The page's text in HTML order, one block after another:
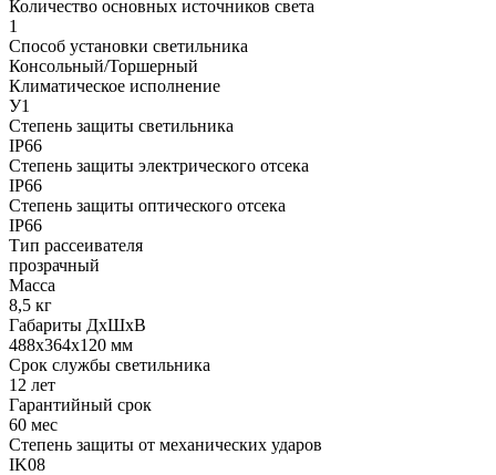
Количество основных источников света
1
Способ установки светильника
Консольный/Торшерный
Климатическое исполнение
У1
Степень защиты светильника
IP66
Степень защиты электрического отсека
IP66
Степень защиты оптического отсека
IP66
Тип рассеивателя
прозрачный
Масса
8,5 кг
Габариты ДхШхВ
488x364x120 мм
Срок службы светильника
12 лет
Гарантийный срок
60 мес
Степень защиты от механических ударов
IK08